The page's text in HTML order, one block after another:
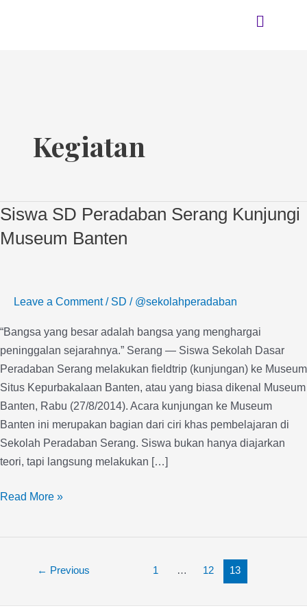
Menu
Kegiatan
Siswa SD Peradaban Serang Kunjungi
Museum Banten
Leave a Comment / SD / @sekolahperadaban
“Bangsa yang besar adalah bangsa yang menghargai
peninggalan sejarahnya.” Serang — Siswa Sekolah Dasar
Peradaban Serang melakukan fieldtrip (kunjungan) ke Museum
Situs Kepurbakalaan Banten, atau yang biasa dikenal Museum
Banten, Rabu (27/8/2014). Acara kunjungan ke Museum
Banten ini merupakan bagian dari ciri khas pembelajaran di
Sekolah Peradaban Serang. Siswa bukan hanya diajarkan
teori, tapi langsung melakukan […]
Siswa
Peradaban
Museum
Read More »
← Previous 1 … 12 13